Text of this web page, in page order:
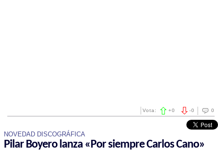
0
-0
Vota: +0
NOVEDAD DISCOGRÁFICA
Pilar Boyero lanza «Por siempre Carlos Cano»